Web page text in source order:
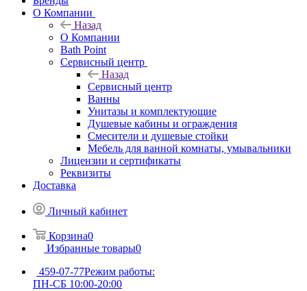
О Компании
Назад
О Компании
Bath Point
Сервисный центр
Назад
Сервисный центр
Ванны
Унитазы и комплектующие
Душевые кабины и ограждения
Смесители и душевые стойки
Мебель для ванной комнаты, умывальники
Лицензии и сертификаты
Реквизиты
Доставка
Личный кабинет
Корзина0
Избранные товары0
459-07-77Режим работы:
ПН-СБ 10:00-20:00